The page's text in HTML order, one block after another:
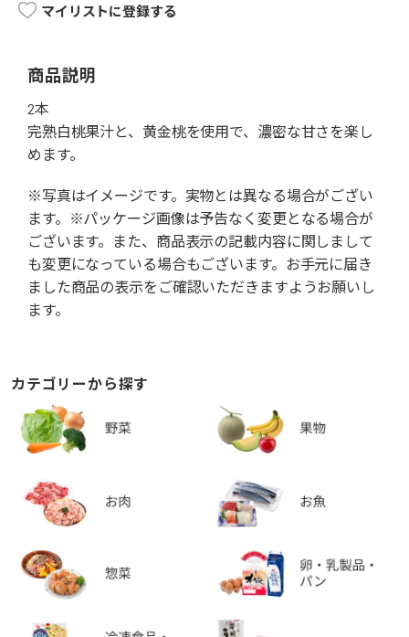
マイリストに登録する
商品説明
2本
完熟白桃果汁と、黄金桃を使用で、濃密な甘さを楽し
めます。
※写真はイメージです。実物とは異なる場合がござい
ます。※パッケージ画像は予告なく変更となる場合が
ございます。また、商品表示の記載内容に関しまして
も変更になっている場合もございます。お手元に届き
ました商品の表示をご確認いただきますようお願いし
ます。
カテゴリーから探す